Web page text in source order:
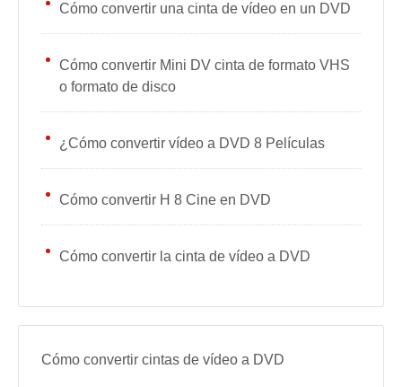
Cómo convertir una cinta de vídeo en un DVD
Cómo convertir Mini DV cinta de formato VHS
o formato de disco
¿Cómo convertir vídeo a DVD 8 Películas
Cómo convertir H 8 Cine en DVD
Cómo convertir la cinta de vídeo a DVD
Cómo convertir cintas de vídeo a DVD